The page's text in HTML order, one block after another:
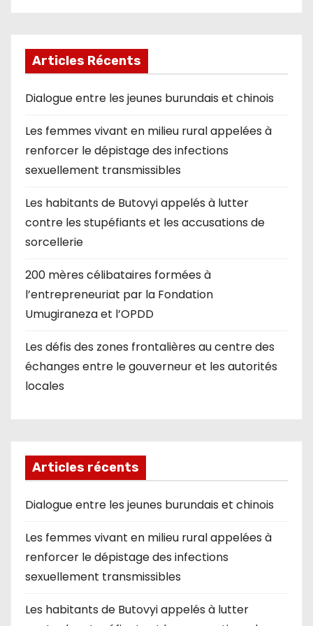
Articles Récents
Dialogue entre les jeunes burundais et chinois
Les femmes vivant en milieu rural appelées à
renforcer le dépistage des infections
sexuellement transmissibles
Les habitants de Butovyi appelés à lutter
contre les stupéfiants et les accusations de
sorcellerie
200 mères célibataires formées à
l’entrepreneuriat par la Fondation
Umugiraneza et l’OPDD
Les défis des zones frontalières au centre des
échanges entre le gouverneur et les autorités
locales
Articles récents
Dialogue entre les jeunes burundais et chinois
Les femmes vivant en milieu rural appelées à
renforcer le dépistage des infections
sexuellement transmissibles
Les habitants de Butovyi appelés à lutter